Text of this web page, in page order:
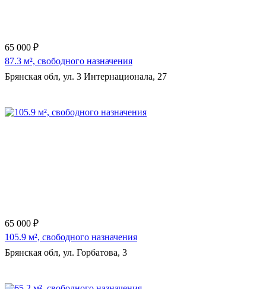
65 000 ₽
87.3 м², свободного назначения
Брянская обл, ул. 3 Интернационала, 27
65 000 ₽
105.9 м², свободного назначения
Брянская обл, ул. Горбатова, 3